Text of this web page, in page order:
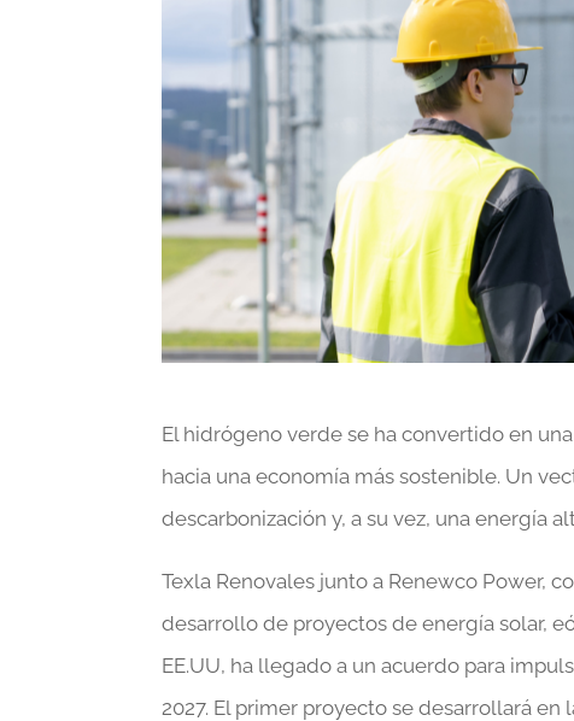
El hidrógeno verde se ha convertido en
hacia una economía más sostenible. Un
descarbonización y, a su vez, una energía
Texla Renovales junto a Renewco Power,
desarrollo de proyectos de energía solar,
EE.UU, ha llegado a un acuerdo para
2027. El primer proyecto se desarrollará